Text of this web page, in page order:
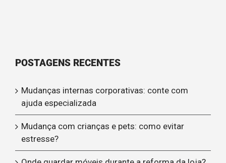
POSTAGENS RECENTES
Mudanças internas corporativas: conte com
ajuda especializada
Mudança com crianças e pets: como evitar
estresse?